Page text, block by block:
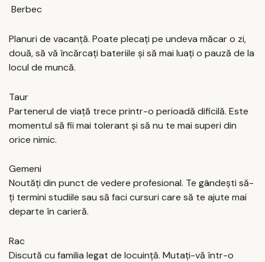
Berbec
Planuri de vacanță. Poate plecați pe undeva măcar o zi,
două, să vă încărcați bateriile și să mai luați o pauză de la
locul de muncă.
Taur
Partenerul de viață trece printr-o perioadă dificilă. Este
momentul să fii mai tolerant și să nu te mai superi din
orice nimic.
Gemeni
Noutăți din punct de vedere profesional. Te gândești să-
ți termini studiile sau să faci cursuri care să te ajute mai
departe în carieră.
Rac
Discută cu familia legat de locuință. Mutați-vă într-o